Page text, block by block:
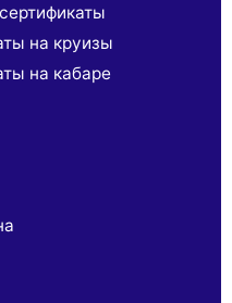
на круизы
на кабаре